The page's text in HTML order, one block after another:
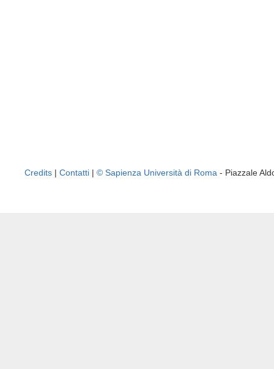
Credits | Contatti | © Sapienza Università di Roma - Piazzale